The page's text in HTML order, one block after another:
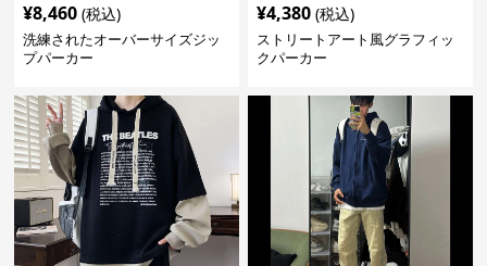
¥8,460 (税込)
洗練されたオーバーサイズジッ
プパーカー
¥4,380 (税込)
ストリートアート風グラフィッ
クパーカー